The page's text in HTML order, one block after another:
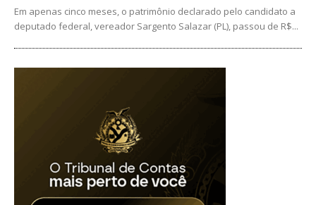
Em apenas cinco meses, o patrimônio declarado pelo candidato a
deputado federal, vereador Sargento Salazar (PL), passou de R$...